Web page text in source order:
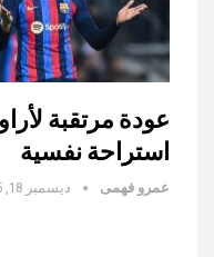
عودة مرتقبة
استراحة نفسية
عمرو فهمى ديسمبر 18, 2025